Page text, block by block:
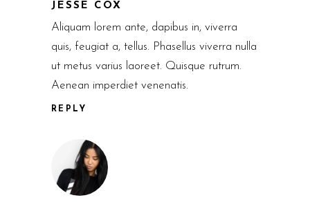
JESSE COX
Aliquam lorem ante, dapibus in, viverra
quis, feugiat a, tellus. Phasellus viverra nulla
ut metus varius laoreet. Quisque rutrum.
Aenean imperdiet venenatis.
REPLY